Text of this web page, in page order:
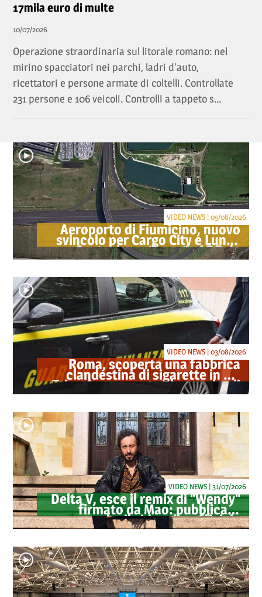
17mila euro di multe
10/07/2026
Operazione straordinaria sul litorale romano: nel
mirino spacciatori nei parchi, ladri d'auto,
ricettatori e persone armate di coltelli. Controllate
231 persone e 106 veicoli. Controlli a tappeto s...
Aeroporto di Fiumicino, nuovo
svincolo per Cargo City e Lunga
Sosta: investimento ADR da
oltre 40 milioni
VIDEO NEWS | 05/08/2026
Roma, scoperta una fabbrica
clandestina di sigarette in via
Trigoria: sequestrati 1.350 kg di
tabacco
VIDEO NEWS | 03/08/2026
Delta V, esce il remix di "Wendy"
firmato da Mao: pubblicato
anche il videoclip ufficiale
VIDEO NEWS | 31/07/2026